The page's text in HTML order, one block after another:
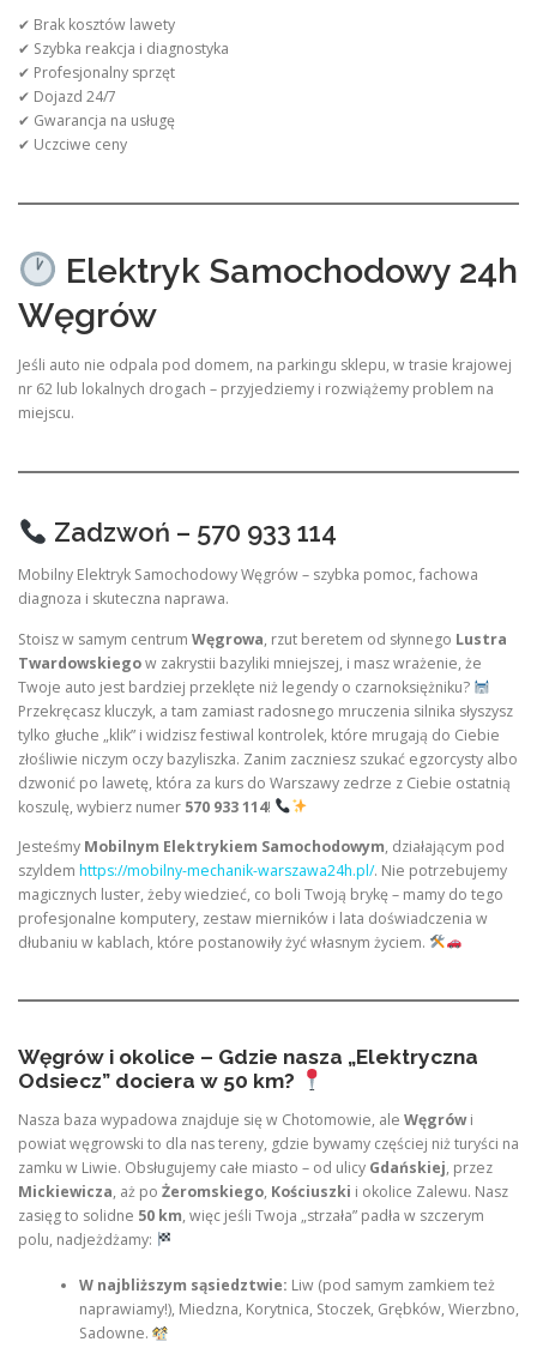
✔ Brak kosztów lawety
✔ Szybka reakcja i diagnostyka
✔ Profesjonalny sprzęt
✔ Dojazd 24/7
✔ Gwarancja na usługę
✔ Uczciwe ceny
Elektryk Samochodowy 24h
Węgrów
Jeśli auto nie odpala pod domem, na parkingu sklepu, w trasie krajowej
nr 62 lub lokalnych drogach – przyjedziemy i rozwiążemy problem na
miejscu.
Zadzwoń – 570 933 114
Mobilny Elektryk Samochodowy Węgrów – szybka pomoc, fachowa
diagnoza i skuteczna naprawa.
Stoisz w samym centrum Węgrowa, rzut beretem od słynnego Lustra
Twardowskiegow zakrystii bazyliki mniejszej, i masz wrażenie, że
Twoje auto jest bardziej przeklęte niż legendy o czarnoksiężniku?
Przekręcasz kluczyk, a tam zamiast radosnego mruczenia silnika słyszysz
tylko głuche „klik” i widzisz festiwal kontrolek, które mrugają do Ciebie
złośliwie niczym oczy bazyliszka. Zanim zaczniesz szukać egzorcysty albo
dzwonić po lawetę, która za kurs do Warszawy zedrze z Ciebie ostatnią
koszulę, wybierz numer 570 933 114!
Jesteśmy Mobilnym Elektrykiem Samochodowym, działającym pod
szyldem https://mobilny-mechanik-warszawa24h.pl/. Nie potrzebujemy
magicznych luster, żeby wiedzieć, co boli Twoją brykę – mamy do tego
profesjonalne komputery, zestaw mierników i lata doświadczenia w
dłubaniu w kablach, które postanowiły żyć własnym życiem.
Węgrów i okolice – Gdzie nasza „Elektryczna
Odsiecz” dociera w 50 km?
Nasza baza wypadowa znajduje się w Chotomowie, ale Węgrówi
powiat węgrowski to dla nas tereny, gdzie bywamy częściej niż turyści na
zamku w Liwie. Obsługujemy całe miasto – od ulicy Gdańskiej, przez
Mickiewicza, aż po Żeromskiego, Kościuszki i okolice Zalewu. Nasz
zasięg to solidne 50 km, więc jeśli Twoja „strzała” padła w szczerym
polu, nadjeżdżamy:
W najbliższym sąsiedztwie: Liw (pod samym zamkiem też
naprawiamy!), Miedzna, Korytnica, Stoczek, Grębków, Wierzbno,
Sadowne.